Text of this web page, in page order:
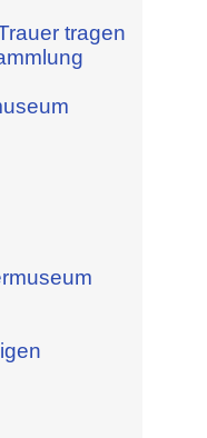
tragen